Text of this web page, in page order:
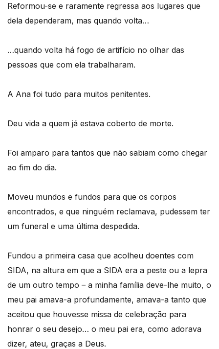
Reformou-se e raramente regressa aos lugares que
dela dependeram, mas quando volta…
…quando volta há fogo de artifício no olhar das
pessoas que com ela trabalharam.
A Ana foi tudo para muitos penitentes.
Deu vida a quem já estava coberto de morte.
Foi amparo para tantos que não sabiam como chegar
ao fim do dia.
Moveu mundos e fundos para que os corpos
encontrados, e que ninguém reclamava, pudessem ter
um funeral e uma última despedida.
Fundou a primeira casa que acolheu doentes com
SIDA, na altura em que a SIDA era a peste ou a lepra
de um outro tempo – a minha família deve-lhe muito, o
meu pai amava-a profundamente, amava-a tanto que
aceitou que houvesse missa de celebração para
honrar o seu desejo… o meu pai era, como adorava
dizer, ateu, graças a Deus.